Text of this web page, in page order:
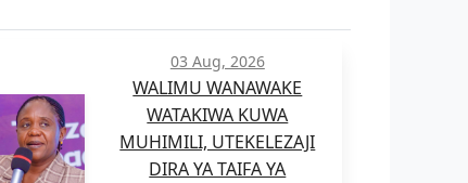
03 Aug, 2026
WALIMU WANAWAKE
WATAKIWA KUWA
MUHIMILI, UTEKELEZAJI
DIRA YA TAIFA YA